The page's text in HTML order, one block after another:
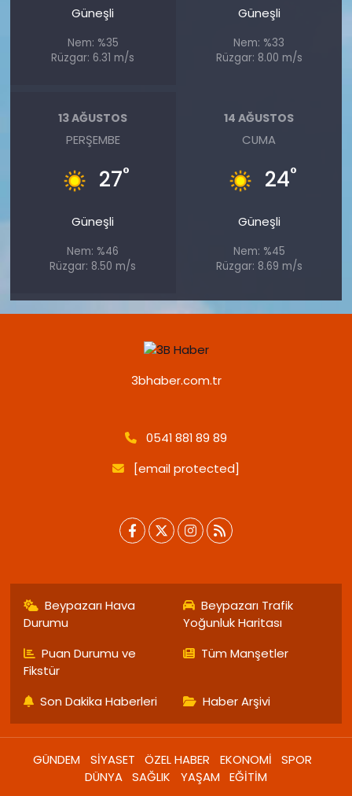
Güneşli
Nem: %35
Rüzgar: 6.31 m/s
Güneşli
Nem: %33
Rüzgar: 8.00 m/s
13 AĞUSTOS
PERŞEMBE
27°
Güneşli
Nem: %46
Rüzgar: 8.50 m/s
14 AĞUSTOS
CUMA
24°
Güneşli
Nem: %45
Rüzgar: 8.69 m/s
3bhaber.com.tr
0541 881 89 89
[email protected]
Beypazarı Hava
Durumu
Beypazarı Trafik
Yoğunluk Haritası
Puan Durumu ve
Fikstür
Tüm Manşetler
Son Dakika Haberleri Haber Arşivi
GÜNDEM SİYASET ÖZEL HABER EKONOMİ
SPOR
DÜNYA SAĞLIK YAŞAM EĞİTİM